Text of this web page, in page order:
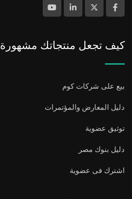
كيف تجعل منتجاتك مشهورة
بيع على شركات كوم
دليل المعارض والمؤتمرات
توثيق عضوية
دليل بنوك مصر
اشترك فى عضوية